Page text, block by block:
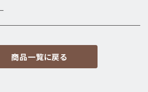
商品一覧に戻る